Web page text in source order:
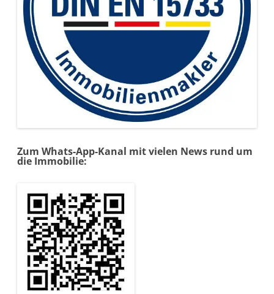
Zum Whats-App-Kanal mit vielen News rund um
die Immobilie: